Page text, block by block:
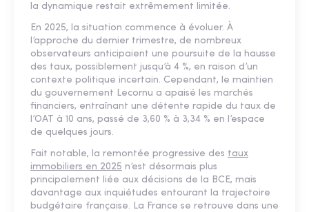
la dynamique restait extrêmement limitée.
En 2025, la situation commence à évoluer. À
l’approche du dernier trimestre, de nombreux
observateurs anticipaient une poursuite de la hausse
des taux, possiblement jusqu’à 4 %, en raison d’un
contexte politique incertain. Cependant, le maintien
du gouvernement Lecornu a apaisé les marchés
financiers, entraînant une détente rapide du taux de
l’OAT à 10 ans, passé de 3,60 % à 3,34 % en l’espace
de quelques jours.
Fait notable, la remontée progressive des taux
immobiliers en 2025 n’est désormais plus
principalement liée aux décisions de la BCE, mais
davantage aux inquiétudes entourant la trajectoire
budgétaire française. La France se retrouve dans une